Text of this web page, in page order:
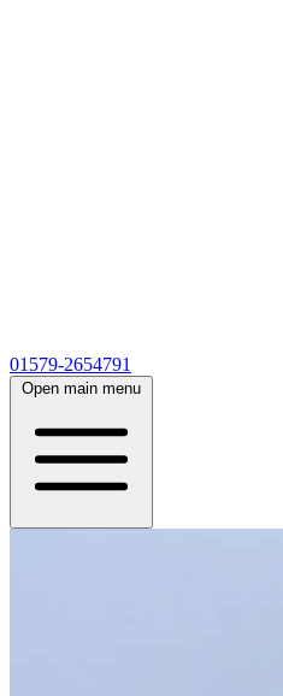
01579-2654791
Open main menu